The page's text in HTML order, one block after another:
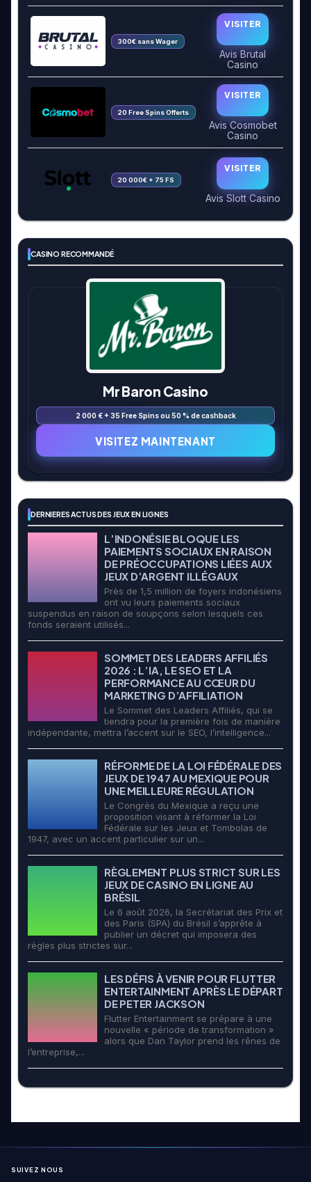
300€ sans Wager
VISITER
Avis Brutal
Casino
20 Free Spins Offerts
VISITER
Avis Cosmobet
Casino
20 000€ + 75 FS
VISITER
Avis Slott Casino
CASINO RECOMMANDÉ
Mr Baron Casino
2 000 € + 35 Free Spins ou 50 % de cashback
VISITEZ MAINTENANT
DERNIERES ACTUS DES JEUX EN LIGNES
L’INDONÉSIE BLOQUE LES
PAIEMENTS SOCIAUX EN RAISON
DE PRÉOCCUPATIONS LIÉES AUX
JEUX D’ARGENT ILLÉGAUX
Près de 1,5 million de foyers indonésiens
ont vu leurs paiements sociaux
suspendus en raison de soupçons selon lesquels ces
fonds seraient utilisés...
SOMMET DES LEADERS AFFILIÉS
2026 : L’IA, LE SEO ET LA
PERFORMANCE AU CŒUR DU
MARKETING D’AFFILIATION
Le Sommet des Leaders Affiliés, qui se
tiendra pour la première fois de manière
indépendante, mettra l’accent sur le SEO, l’intelligence...
RÉFORME DE LA LOI FÉDÉRALE DES
JEUX DE 1947 AU MEXIQUE POUR
UNE MEILLEURE RÉGULATION
Le Congrès du Mexique a reçu une
proposition visant à réformer la Loi
Fédérale sur les Jeux et Tombolas de
1947, avec un accent particulier sur un...
RÈGLEMENT PLUS STRICT SUR LES
JEUX DE CASINO EN LIGNE AU
BRÉSIL
Le 6 août 2026, la Secrétariat des Prix et
des Paris (SPA) du Brésil s’apprête à
publier un décret qui imposera des
règles plus strictes sur...
LES DÉFIS À VENIR POUR FLUTTER
ENTERTAINMENT APRÈS LE DÉPART
DE PETER JACKSON
Flutter Entertainment se prépare à une
nouvelle « période de transformation »
alors que Dan Taylor prend les rênes de
l’entreprise,...
SUIVEZ NOUS